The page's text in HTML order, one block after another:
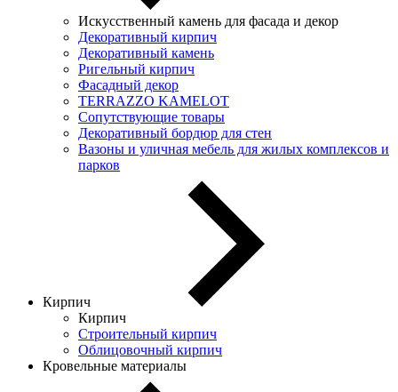
Искусственный камень для фасада и декор
Декоративный кирпич
Декоративный камень
Ригельный кирпич
Фасадный декор
TERRAZZO KAMELOT
Сопутствующие товары
Декоративный бордюр для стен
Вазоны и уличная мебель для жилых комплексов и
парков
Кирпич
Кирпич
Строительный кирпич
Облицовочный кирпич
Кровельные материалы